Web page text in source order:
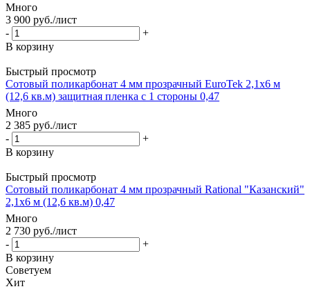
Много
3 900 руб./лист
-
+
В корзину
Быстрый просмотр
Сотовый поликарбонат 4 мм прозрачный EuroTek 2,1х6 м
(12,6 кв.м) защитная пленка с 1 стороны 0,47
Много
2 385 руб./лист
-
+
В корзину
Быстрый просмотр
Сотовый поликарбонат 4 мм прозрачный Rational "Казанский"
2,1х6 м (12,6 кв.м) 0,47
Много
2 730 руб./лист
-
+
В корзину
Советуем
Хит